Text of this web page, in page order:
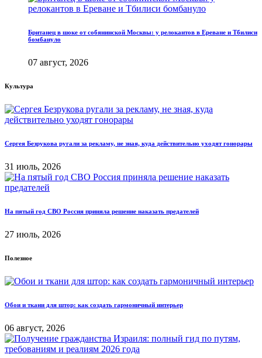
Британец в шоке от собянинской Москвы: у релокантов в Ереване и Тбилиси
бомбануло
07 август, 2026
Культура
Сергея Безрукова ругали за рекламу, не зная, куда действительно уходят гонорары
31 июль, 2026
На пятый год СВО Россия приняла решение наказать предателей
27 июль, 2026
Полезное
Обои и ткани для штор: как создать гармоничный интерьер
06 август, 2026